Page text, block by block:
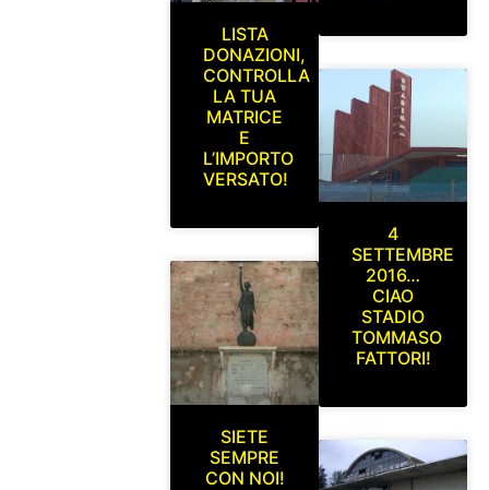
LISTA
DONAZIONI,
CONTROLLA
LA TUA
MATRICE
E
L’IMPORTO
VERSATO!
SIETE
SEMPRE
CON NOI!
4
SETTEMBRE
2016…
CIAO
STADIO
TOMMASO
FATTORI!